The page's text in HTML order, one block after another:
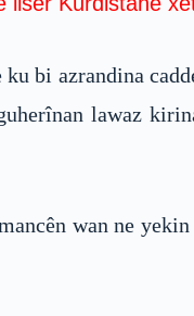
ku bi azrandina
lawaz
wan ne